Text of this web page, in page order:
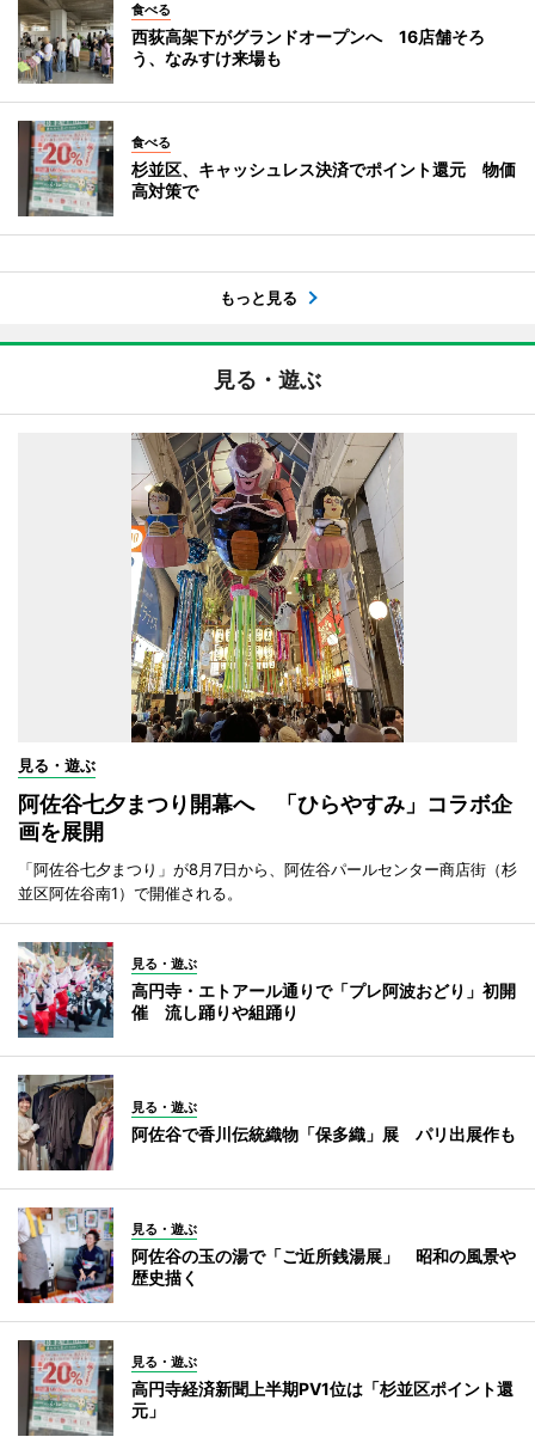
食べる
西荻高架下がグランドオープンへ 16店舗そろ
う、なみすけ来場も
食べる
杉並区、キャッシュレス決済でポイント還元 物価
高対策で
もっと見る
見る・遊ぶ
見る・遊ぶ
阿佐谷七夕まつり開幕へ 「ひらやすみ」コラボ企
画を展開
「阿佐谷七夕まつり」が8月7日から、阿佐谷パールセンター商店街（杉
並区阿佐谷南1）で開催される。
見る・遊ぶ
高円寺・エトアール通りで「プレ阿波おどり」初開
催 流し踊りや組踊り
見る・遊ぶ
阿佐谷で香川伝統織物「保多織」展 パリ出展作も
見る・遊ぶ
阿佐谷の玉の湯で「ご近所銭湯展」 昭和の風景や
歴史描く
見る・遊ぶ
高円寺経済新聞上半期PV1位は「杉並区ポイント還
元」